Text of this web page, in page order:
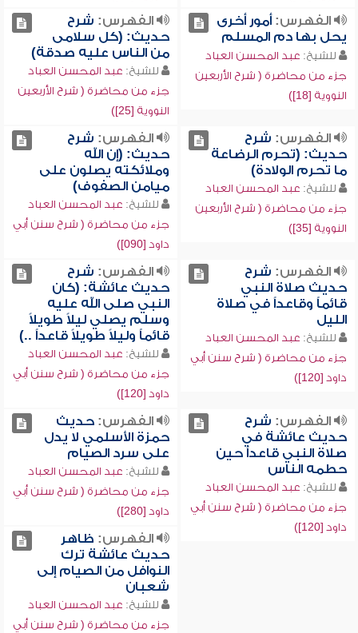
الفهرس:أمور أخرى
يحل بها دم المسلم
للشيخ: عبد المحسن العباد
جزء من محاضرة ( شرح الأربعين
النووية [18])
الفهرس: شرح
حديث: (كل سلامى
من الناس عليه صدقة)
للشيخ: عبد المحسن العباد
جزء من محاضرة ( شرح الأربعين
النووية [25])
الفهرس: شرح
حديث: (تحرم الرضاعة
ما تحرم الولادة)
للشيخ: عبد المحسن العباد
جزء من محاضرة ( شرح الأربعين
النووية [35])
الفهرس: شرح
حديث: (إن الله
وملائكته يصلون على
ميامن الصفوف)
للشيخ: عبد المحسن العباد
جزء من محاضرة ( شرح سنن أبي
داود [090])
الفهرس: شرح
حديث صلاة النبي
قائماً وقاعداً في صلاة
الليل
للشيخ: عبد المحسن العباد
جزء من محاضرة ( شرح سنن أبي
داود [120])
الفهرس: شرح
حديث عائشة: (كان
النبي صلى الله عليه
وسلم يصلي ليلاً طويلاً
قائماً وليلاً طويلاً قاعداً ..)
للشيخ: عبد المحسن العباد
جزء من محاضرة ( شرح سنن أبي
داود [120])
الفهرس: شرح
حديث عائشة في
صلاة النبي قاعداً حين
حطمه الناس
للشيخ: عبد المحسن العباد
جزء من محاضرة ( شرح سنن أبي
داود [120])
الفهرس:حديث
حمزة الأسلمي لا يدل
على سرد الصيام
للشيخ: عبد المحسن العباد
جزء من محاضرة ( شرح سنن أبي
داود [280])
الفهرس: ظاهر
حديث عائشة ترك
النوافل من الصيام إلى
شعبان
للشيخ: عبد المحسن العباد
جزء من محاضرة ( شرح سنن أبي